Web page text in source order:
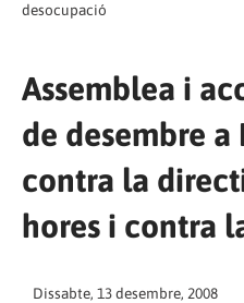
desocupació
Assemblea i
de desembre a
contra la
hores i contra
Dissabte, 13 desembre, 2008